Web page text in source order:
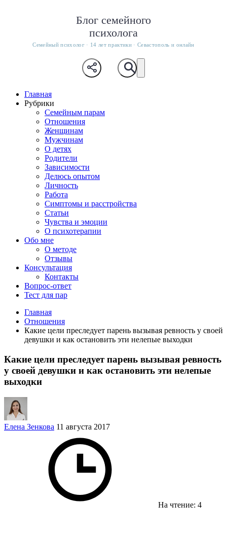
Блог семейного
психолога
Семейный психолог · 14 лет практики · Севастополь и онлайн
Главная
Рубрики
Семейным парам
Отношения
Женщинам
Мужчинам
О детях
Родители
Зависимости
Делюсь опытом
Личность
Работа
Симптомы и расстройства
Статьи
Чувства и эмоции
О психотерапии
Обо мне
О методе
Отзывы
Консультация
Контакты
Вопрос-ответ
Тест для пар
Главная
Отношения
Какие цели преследует парень вызывая ревность у своей
девушки и как остановить эти нелепые выходки
Какие цели преследует парень вызывая ревность
у своей девушки и как остановить эти нелепые
выходки
Елена Зенкова 11 августа 2017
На чтение: 4